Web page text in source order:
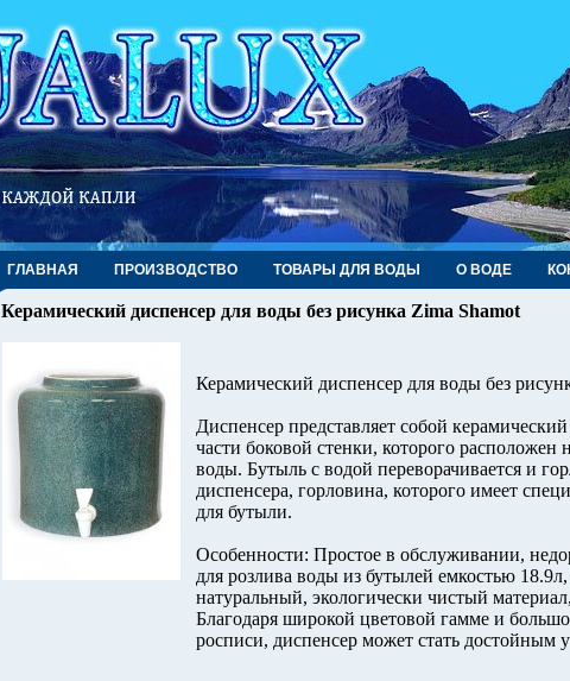
ГЛАВНАЯ ПРОИЗВОДСТВО ТОВАРЫ ДЛЯ ВОДЫ О ВОДЕ
Керамический диспенсер для воды без рисунка Zima Shamot
Керамический диспенсер для воды без
Диспенсер представляет собой
части боковой стенки, которого
воды. Бутыль с водой переворачивается и
диспенсера, горловина, которого имеет
для бутыли.
Особенности: Простое в обслуживании,
для розлива воды из бутылей емкостью
натуральный, экологически чистый
Благодаря широкой цветовой гамме и
росписи, диспенсер может стать достойным